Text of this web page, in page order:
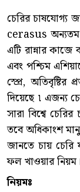
চেরির
cerasus অন্যতম
এটি রান্নার
এবং পশ্চিম
স্প্রে, অতিবৃষ্টির
দিয়েছে ৷ এজন্য
সারা বিশ্বে
তবে অধিকাংশ
জানতে চায়
ফল খাওয়ার নিয়ম।
নিয়মঃ